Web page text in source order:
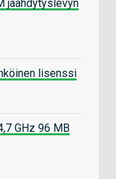
jäähdytyslevyn
lisenssi
GHz 96 MB